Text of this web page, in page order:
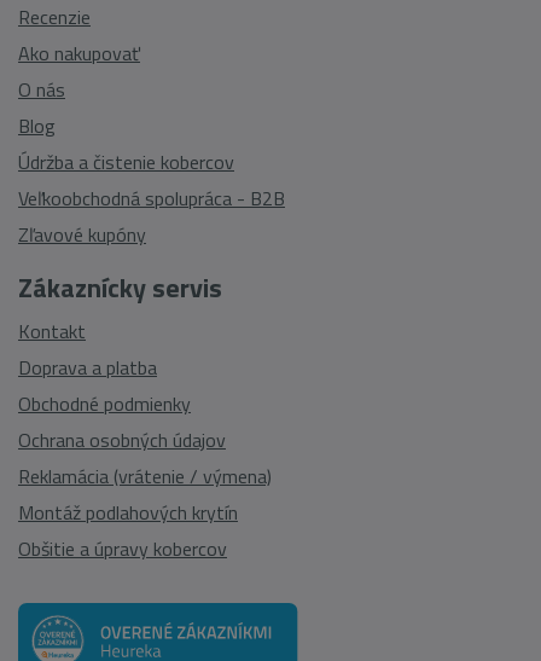
Zákaznícky servis
Kontakt
Doprava a platba
Obchodné podmienky
Ochrana osobných údajov
Reklamácia (vrátenie / výmena)
Montáž podlahových krytín
Obšitie a úpravy kobercov
Recenzie
Ako nakupovať
O nás
Blog
Údržba a čistenie kobercov
Veľkoobchodná spolupráca - B2B
Zľavové kupóny